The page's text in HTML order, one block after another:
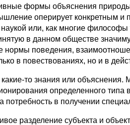
формы объяснения
оперирует конкретным
или, как многие
в данном обществе
нормы поведения,
в повествованиях, но и в
то знания или
определенного типа
в получении
разделение субъекта и